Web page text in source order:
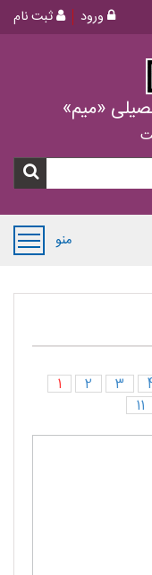
ثبت نام ورود
«میم»
منو
1 2 3
11